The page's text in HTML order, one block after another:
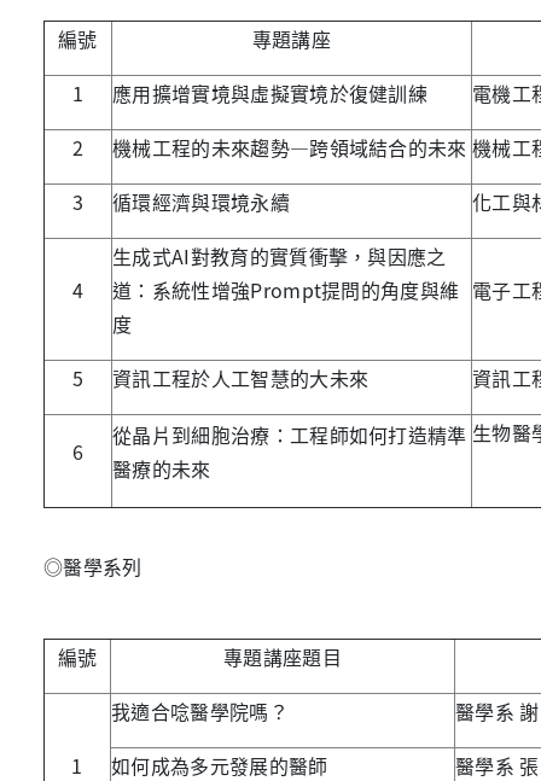
編號
專題講座
1
應用擴增實境與虛擬實境於復健訓練
電機工
2
機械工程的未來趨勢—跨領域結合的未來 機械工
3
循環經濟與環境永續 化工與
4
生成式AI對教育的實質衝擊，與因應之
道：系統性增強Prompt提問的角度與維
度
電子工
5 資訊工程於人工智慧的大未來 資訊工
6
從晶片到細胞治療：工程師如何打造精準
醫療的未來
生物醫
◎醫學系列
編號 專題講座題目
1
我適合唸醫學院嗎？
醫學系
如何成為多元發展的醫師
醫學系